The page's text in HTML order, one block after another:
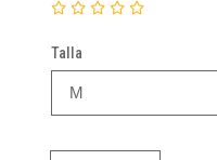
Talla